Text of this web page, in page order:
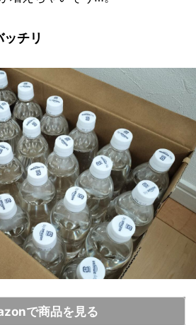
チリ
で商品を見る